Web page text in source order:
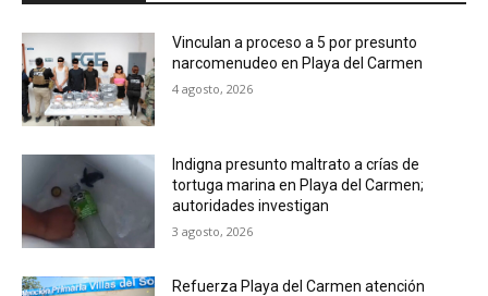
Vinculan a proceso a 5 por presunto
narcomenudeo en Playa del Carmen
4 agosto, 2026
Indigna presunto maltrato a crías de
tortuga marina en Playa del Carmen;
autoridades investigan
3 agosto, 2026
Refuerza Playa del Carmen atención